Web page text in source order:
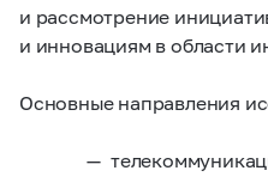
и рассмотрение
и инновациям в области
Основные направления